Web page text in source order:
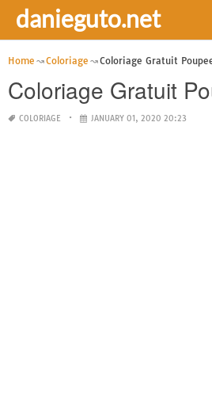
danieguto.net
Home Coloriage Coloriage Gratuit
Coloriage Gratuit
COLORIAGE JANUARY 01, 2020 20:23